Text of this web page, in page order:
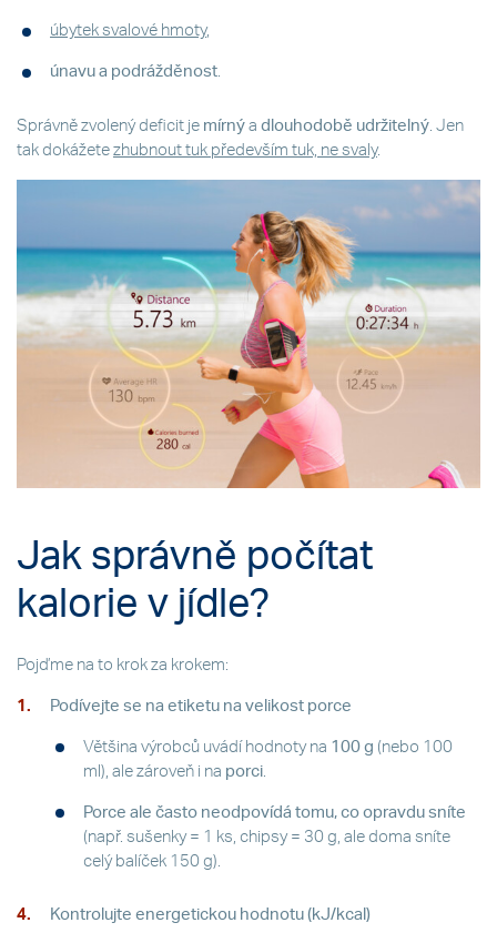
úbytek svalové hmoty,
únavu a podrážděnost.
Správně zvolený deficit je mírný a dlouhodobě udržitelný . Jen
tak dokážete zhubnout tuk především tuk, ne svaly.
Jak správně počítat
kalorie v jídle?
Pojďme na to krok za krokem:
Podívejte se na etiketu na velikost porce
Většina výrobců uvádí hodnoty na 100 g (nebo 100
ml), ale zároveň i na porci
Porce ale často neodpovídá tomu, co opravdu sníte
(např. sušenky = 1 ks, chipsy = 30 g, ale doma sníte
celý balíček 150 g).
Kontrolujte energetickou hodnotu (kJ/kcal)